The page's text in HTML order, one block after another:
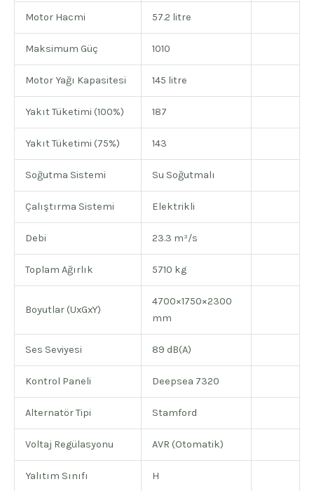
Motor Hacmi 57.2 litre
Maksimum Güç 1010
Motor Yağı Kapasitesi 145 litre
Yakıt Tüketimi (100%) 187
Yakıt Tüketimi (75%) 143
Soğutma Sistemi Su Soğutmalı
Çalıştırma Sistemi Elektrikli
Debi 23.3 m³/s
Toplam Ağırlık 5710 kg
Boyutlar (UxGxY)
4700×1750×2300
mm
Ses Seviyesi 89 dB(A)
Kontrol Paneli Deepsea 7320
Alternatör Tipi Stamford
Voltaj Regülasyonu AVR (Otomatik)
Yalıtım Sınıfı H